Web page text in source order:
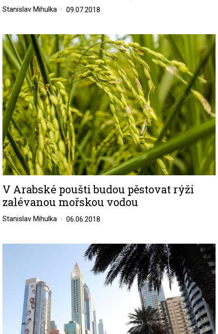
Stanislav Mihulka 09.07.2018
Image
V Arabské poušti budou pěstovat rýži
zalévanou mořskou vodou
Stanislav Mihulka 06.06.2018